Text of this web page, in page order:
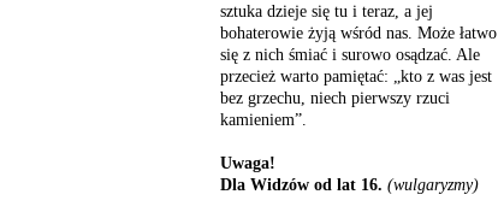
sztuka dzieje się tu i teraz, a jej
bohaterowie żyją wśród nas. Może łatwo
się z nich śmiać i surowo osądzać. Ale
przecież warto pamiętać: „kto z was jest
bez grzechu, niech pierwszy rzuci
kamieniem”.
Uwaga!
Dla Widzów od lat 16. (wulgaryzmy)